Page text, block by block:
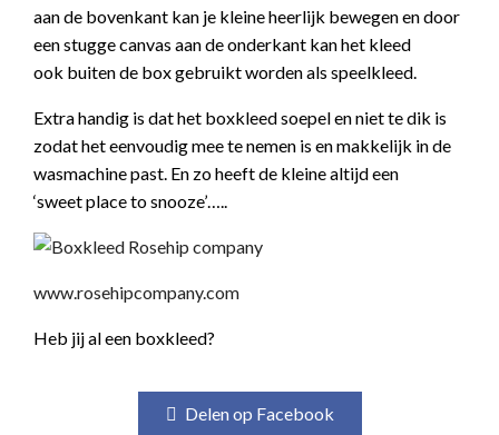
aan de bovenkant kan je kleine heerlijk bewegen en door
een stugge canvas aan de onderkant kan het kleed
ook buiten de box gebruikt worden als speelkleed.
Extra handig is dat het boxkleed soepel en niet te dik is
zodat het eenvoudig mee te nemen is en makkelijk in de
wasmachine past. En zo heeft de kleine altijd een
‘sweet place to snooze’…..
www.rosehipcompany.com
Heb jij al een boxkleed?
Delen op Facebook